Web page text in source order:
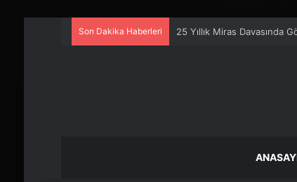
Son Dakika Haberleri 25 Yıllık Miras Davasında